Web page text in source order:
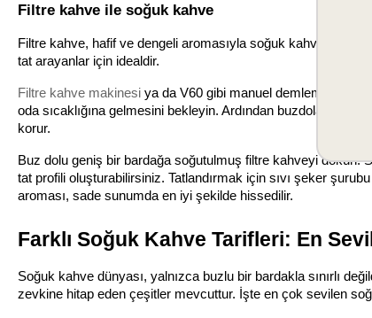
Filtre kahve ile soğuk kahve
Filtre kahve, hafif ve dengeli aromasıyla soğuk kahve
tat arayanlar için idealdir.
Filtre kahve makinesi ya da V60 gibi manuel demleme
oda sıcaklığına gelmesini bekleyin. Ardından buzdolabına
korur.
Buz dolu geniş bir bardağa soğutulmuş filtre kahveyi dökün.
tat profili oluşturabilirsiniz. Tatlandırmak için sıvı şeker
aroması, sade sunumda en iyi şekilde hissedilir.
Farklı Soğuk Kahve Tarifleri: En
Soğuk kahve dünyası, yalnızca buzlu bir bardakla sınırlı
zevkine hitap eden çeşitler mevcuttur. İşte en çok sevilen